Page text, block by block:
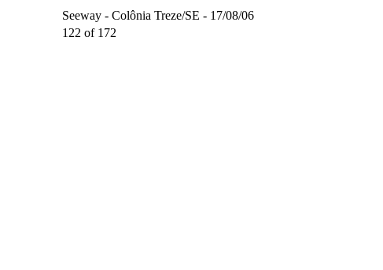
Seeway - Colônia Treze/SE - 17/08/06
122 of 172